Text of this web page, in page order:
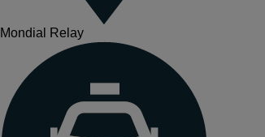
Mondial Relay